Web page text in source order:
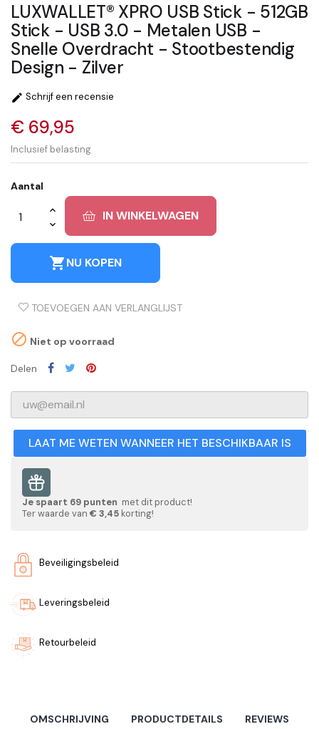
LUXWALLET® XPRO USB Stick - 512GB
Stick - USB 3.0 - Metalen USB -
Snelle Overdracht - Stootbestendig
Design - Zilver
 Schrijf een recensie
€ 69,95
Inclusief belasting
Aantal
IN WINKELWAGEN
shopping_cartNU KOPEN
TOEVOEGEN AAN VERLANGLIJST
 Niet op voorraad
Delen
LAAT ME WETEN WANNEER HET BESCHIKBAAR IS
Je spaart 69 punten met dit product!
Ter waarde van € 3,45 korting!
Beveiligingsbeleid
Leveringsbeleid
Retourbeleid
OMSCHRIJVING PRODUCTDETAILS REVIEWS